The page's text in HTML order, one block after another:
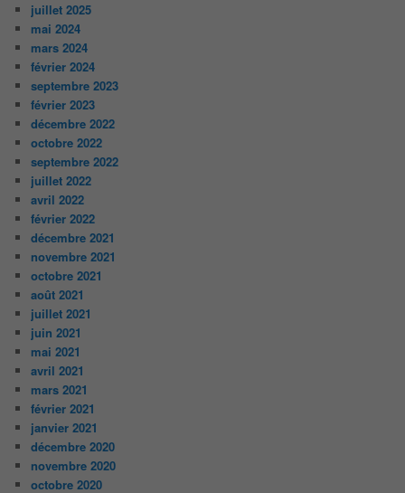
juillet 2025
mai 2024
mars 2024
février 2024
septembre 2023
février 2023
décembre 2022
octobre 2022
septembre 2022
juillet 2022
avril 2022
février 2022
décembre 2021
novembre 2021
octobre 2021
août 2021
juillet 2021
juin 2021
mai 2021
avril 2021
mars 2021
février 2021
janvier 2021
décembre 2020
novembre 2020
octobre 2020